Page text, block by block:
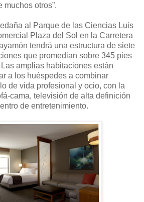
muchos otros”.
al Parque de las Ciencias Luis
Plaza del Sol en la Carretera
tendrá una estructura de siete
que promedian sobre 345 pies
amplias habitaciones están
a los huéspedes a combinar
de vida profesional y ocio, con la
cama, televisión de alta definición
de entretenimiento.